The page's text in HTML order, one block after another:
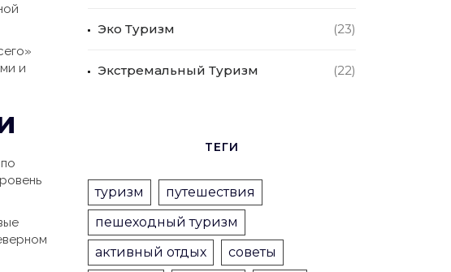
и
Эко Туризм (23)
Экстремальный Туризм (22)
ТЕГИ
туризм
путешествия
пешеходный туризм
активный отдых
советы